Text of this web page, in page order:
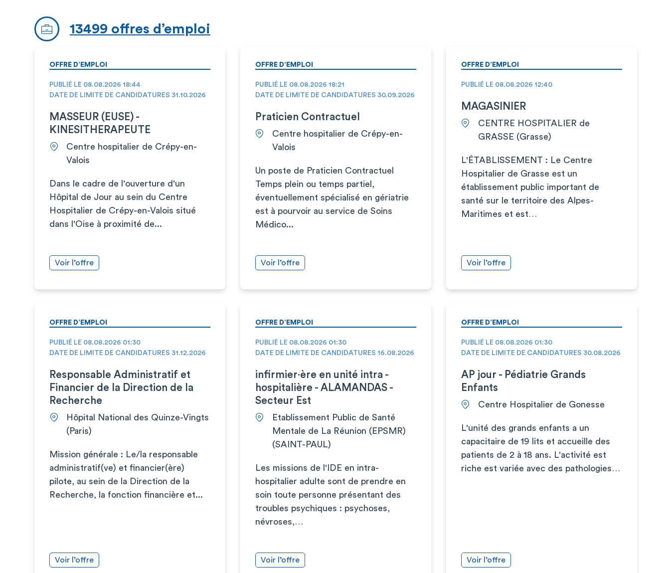
13499 offres d’emploi
OFFRE D’EMPLOI
PUBLIÉ LE 08.08.2026 18:44
DATE DE LIMITE DE CANDIDATURES 31.10.2026
MASSEUR (EUSE) -
KINESITHERAPEUTE
Centre hospitalier de Crépy-en-
Valois
Dans le cadre de l'ouverture d'un
Hôpital de Jour au sein du Centre
Hospitalier de Crépy-en-Valois situé
dans l'Oise à proximité de...
Voir l’offre
OFFRE D’EMPLOI
PUBLIÉ LE 08.08.2026 18:21
DATE DE LIMITE DE CANDIDATURES 30.09.2026
Praticien Contractuel
Centre hospitalier de Crépy-en-
Valois
Un poste de Praticien Contractuel
Temps plein ou temps partiel,
éventuellement spécialisé en gériatrie
est à pourvoir au service de Soins
Médico...
Voir l’offre
OFFRE D’EMPLOI
PUBLIÉ LE 08.08.2026 12:40
MAGASINIER
CENTRE HOSPITALIER de
GRASSE (Grasse)
L'ÉTABLISSEMENT : Le Centre
Hospitalier de Grasse est un
établissement public important de
santé sur le territoire des Alpes-
Maritimes et est…
Voir l’offre
OFFRE D’EMPLOI
PUBLIÉ LE 08.08.2026 01:30
DATE DE LIMITE DE CANDIDATURES 31.12.2026
Responsable Administratif et
Financier de la Direction de la
Recherche
Hôpital National des Quinze-Vingts
(Paris)
Mission générale : Le/la responsable
administratif(ve) et financier(ère)
pilote, au sein de la Direction de la
Recherche, la fonction financière et...
Voir l’offre
OFFRE D’EMPLOI
PUBLIÉ LE 08.08.2026 01:30
DATE DE LIMITE DE CANDIDATURES 16.08.2026
infirmier·ère en unité intra -
hospitalière - ALAMANDAS -
Secteur Est
Etablissement Public de Santé
Mentale de La Réunion (EPSMR)
(SAINT-PAUL)
Les missions de l'IDE en intra-
hospitalier adulte sont de prendre en
soin toute personne présentant des
troubles psychiques : psychoses,
névroses,…
Voir l’offre
OFFRE D’EMPLOI
PUBLIÉ LE 08.08.2026 01:30
DATE DE LIMITE DE CANDIDATURES 30.08.2026
AP jour - Pédiatrie Grands
Enfants
Centre Hospitalier de Gonesse
L'unité des grands enfants a un
capacitaire de 19 lits et accueille des
patients de 2 à 18 ans. L'activité est
riche est variée avec des pathologies…
Voir l’offre